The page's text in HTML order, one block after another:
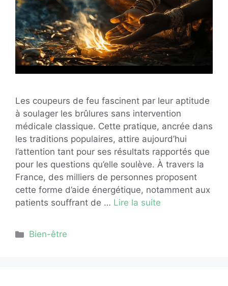
Les coupeurs de feu fascinent par leur aptitude
à soulager les brûlures sans intervention
médicale classique. Cette pratique, ancrée dans
les traditions populaires, attire aujourd’hui
l’attention tant pour ses résultats rapportés que
pour les questions qu’elle soulève. À travers la
France, des milliers de personnes proposent
cette forme d’aide énergétique, notamment aux
patients souffrant de … Lire la suite
Catégories
Bien-être